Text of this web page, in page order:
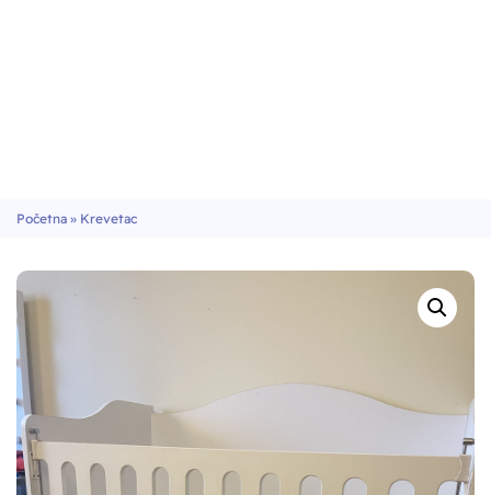
Početna » Krevetac